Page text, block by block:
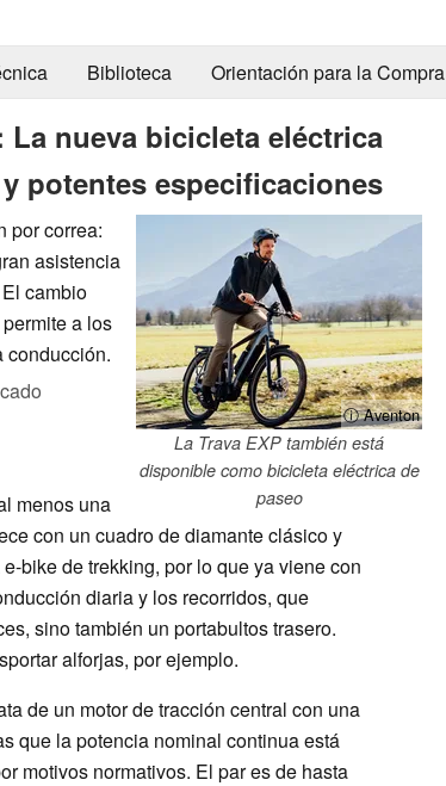
Biblioteca Orientación para la Compra
nueva bicicleta eléctrica
potentes especificaciones
ⓘ Aventon
La Trava EXP también está
disponible como bicicleta eléctrica de
paseo
por correa:
asistencia
cambio
a los
conducción.
menos una
con un cuadro de diamante clásico y
bike de trekking, por lo que ya viene con
diaria y los recorridos, que
sino también un portabultos trasero.
alforjas, por ejemplo.
de un motor de tracción central con una
que la potencia nominal continua está
motivos normativos. El par es de hasta